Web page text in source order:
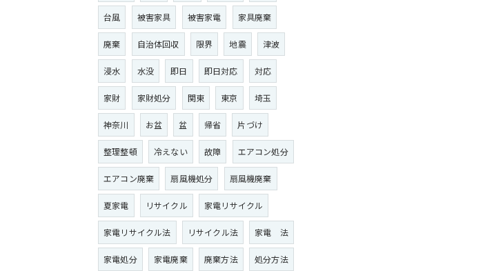
台風 被害家具 被害家電 家具廃棄
廃棄 自治体回収 限界 地震 津波
浸水 水没 即日 即日対応 対応
家財 家財処分 関東 東京 埼玉
神奈川 お盆 盆 帰省 片づけ
整理整頓 冷えない 故障 エアコン処分
エアコン廃棄 扇風機処分 扇風機廃棄
夏家電 リサイクル 家電リサイクル
家電リサイクル法 リサイクル法 家電 法
家電処分 家電廃棄 廃棄方法 処分方法